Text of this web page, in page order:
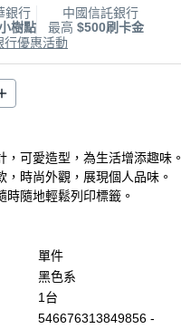
銀行
樹點
中國信託銀行
最高 $500刷卡金
行優惠活動
，可愛造型，為生活增添趣味。
，時尚外觀，展現個人品味。
時隨地輕鬆列印標籤。
單件
黑色系
1台
546676313849856 -